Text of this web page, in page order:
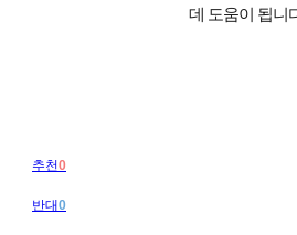
데 도움이 됩니
추천0
반대0